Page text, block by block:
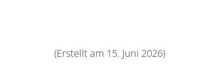
(Erstellt am 15. Juni 2026)